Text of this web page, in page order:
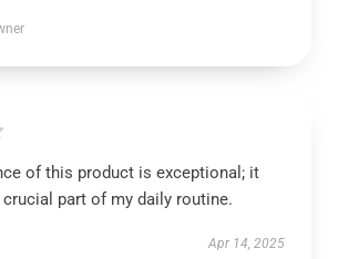
of this product is exceptional; it
crucial part of my daily routine.
Apr 14, 2025